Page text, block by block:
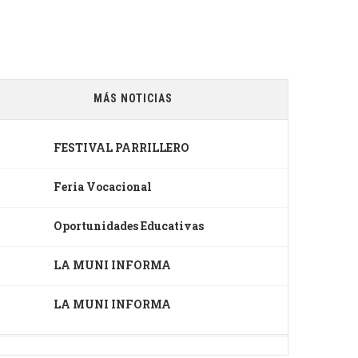
MÁS NOTICIAS
FESTIVAL PARRILLERO
Feria Vocacional
Oportunidades Educativas
LA MUNI INFORMA
LA MUNI INFORMA